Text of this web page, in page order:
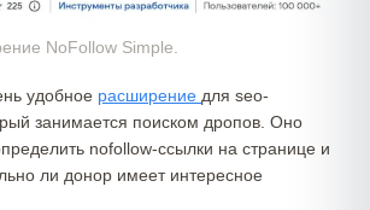
NoFollow Simple.
удобное расширение для seo-
занимается поиском дропов. Оно
nofollow-ссылки на странице и
ли донор имеет интересное